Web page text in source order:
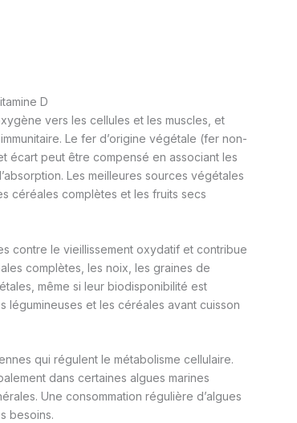
D
vers les cellules et les muscles, et
Le fer d’origine végétale (fer non-
écart peut être compensé en associant les
Les meilleures sources végétales
céréales complètes et les fruits secs
contre le vieillissement oxydatif et contribue
complètes, les noix, les graines de
même si leur biodisponibilité est
légumineuses et les céréales avant cuisson
qui régulent le métabolisme cellulaire.
dans certaines algues marines
Une consommation régulière d’algues
besoins.